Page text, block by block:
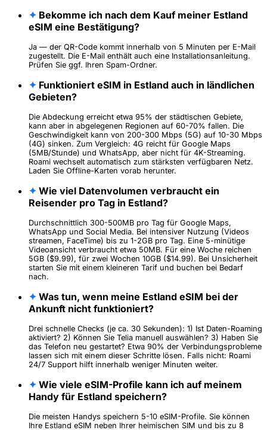
✦ Bekomme ich nach dem Kauf meiner Estland
eSIM eine Bestätigung?
Ja — der QR-Code kommt innerhalb von 5 Minuten per E-Mail
zugestellt. Die E-Mail enthält auch eine Installationsanleitung.
Prüfen Sie ggf. Ihren Spam-Ordner.
✦ Funktioniert eSIM in Estland auch in ländlichen
Gebieten?
Die Abdeckung erreicht etwa 95% der städtischen Gebiete,
kann aber in abgelegenen Regionen auf 60-70% fallen. Die
Geschwindigkeit kann von 200-300 Mbps (5G) auf 10-30 Mbps
(4G) sinken. Zum Vergleich: 4G reicht für Google Maps
(5MB/Stunde) und WhatsApp, aber nicht für 4K-Streaming.
Roami wechselt automatisch zum stärksten verfügbaren Netz.
Laden Sie Offline-Karten vorab herunter.
✦ Wie viel Datenvolumen verbraucht ein
Reisender pro Tag in Estland?
Durchschnittlich 300-500MB pro Tag für Google Maps,
WhatsApp und Social Media. Bei intensiver Nutzung (Videos
streamen, FaceTime) bis zu 1-2GB pro Tag. Eine 5-minütige
Videoansicht verbraucht etwa 50MB. Für eine Woche reichen
5GB ($9.99), für zwei Wochen 10GB ($14.99). Bei Unsicherheit
starten Sie mit einem kleineren Tarif und buchen bei Bedarf
nach.
✦ Was tun, wenn meine Estland eSIM bei der
Ankunft nicht funktioniert?
Drei schnelle Checks (je ca. 30 Sekunden): 1) Ist Daten-Roaming
aktiviert? 2) Können Sie Telia manuell auswählen? 3) Haben Sie
das Telefon neu gestartet? Etwa 90% der Verbindungsprobleme
lassen sich mit einem dieser Schritte lösen. Falls nicht: Roami
24/7 Support hilft innerhalb weniger Minuten weiter.
✦ Wie viele eSIM-Profile kann ich auf meinem
Handy für Estland speichern?
Die meisten Handys speichern 5-10 eSIM-Profile. Sie können
Ihre Estland eSIM neben Ihrer heimischen SIM und bis zu 8